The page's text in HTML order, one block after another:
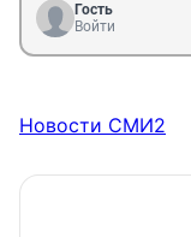
Гость
Войти
Новости СМИ2